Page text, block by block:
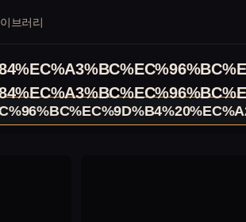
브러리